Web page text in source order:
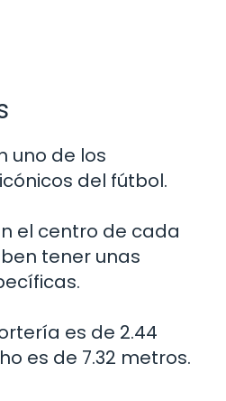
uno de los
del fútbol.
el centro de cada
tener unas
es de 2.44
es de 7.32 metros.